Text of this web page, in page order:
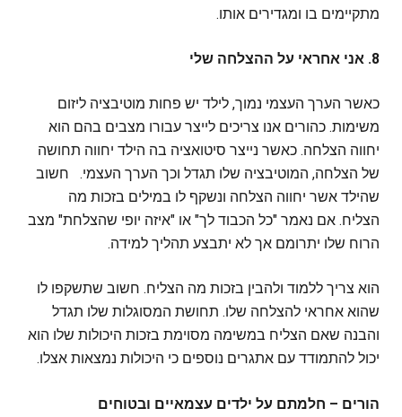
מתקיימים בו ומגדירים אותו.
8. אני אחראי על ההצלחה שלי
כאשר הערך העצמי נמוך, לילד יש פחות מוטיבציה ליזום
משימות. כהורים אנו צריכים לייצר עבורו מצבים בהם הוא
יחווה הצלחה. כאשר נייצר סיטואציה בה הילד יחווה תחושה
של הצלחה, המוטיבציה שלו תגדל וכך הערך העצמי. חשוב
שהילד אשר יחווה הצלחה ונשקף לו במילים בזכות מה
הצליח. אם נאמר "כל הכבוד לך" או "איזה יופי שהצלחת" מצב
הרוח שלו יתרומם אך לא יתבצע תהליך למידה.
הוא צריך ללמוד ולהבין בזכות מה הצליח. חשוב שתשקפו לו
שהוא אחראי להצלחה שלו. תחושת המסוגלות שלו תגדל
והבנה שאם הצליח במשימה מסוימת בזכות היכולות שלו הוא
יכול להתמודד עם אתגרים נוספים כי היכולות נמצאות אצלו.
הורים – חלמתם על ילדים עצמאיים ובטוחים